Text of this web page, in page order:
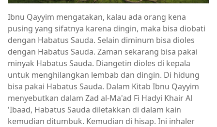
Ibnu Qayyim mengatakan, kalau ada orang kena
pusing yang sifatnya karena dingin, maka bisa diobati
dengan Habatus Sauda. Selain diminum bisa dioles
dengan Habatus Sauda. Zaman sekarang bisa pakai
minyak Habatus Sauda. Diangetin dioles di kepala
untuk menghilangkan lembab dan dingin. Di hidung
bisa pakai Habatus Sauda. Dalam Kitab Ibnu Qayyim
menyebutkan dalam Zad al-Ma'ad Fi Hadyi Khair Al
'Ibaad, Habatus Sauda diletakkan di dalam kain
kemudian ditumbuk. Kemudian di hisap. Ini inhaler